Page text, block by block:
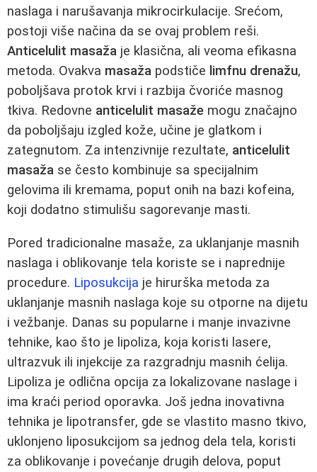
naslaga i narušavanja mikrocirkulacije. Srećom,
postoji više načina da se ovaj problem reši.
Anticelulit masaža je klasična, ali veoma efikasna
metoda. Ovakva masaža podstiče limfnu drenažu,
poboljšava protok krvi i razbija čvoriće masnog
tkiva. Redovne anticelulit masaže mogu značajno
da poboljšaju izgled kože, učine je glatkom i
zategnutom. Za intenzivnije rezultate, anticelulit
masaža se često kombinuje sa specijalnim
gelovima ili kremama, poput onih na bazi kofeina,
koji dodatno stimulišu sagorevanje masti.
Pored tradicionalne masaže, za uklanjanje masnih
naslaga i oblikovanje tela koriste se i naprednije
procedure. Liposukcija je hirurška metoda za
uklanjanje masnih naslaga koje su otporne na dijetu
i vežbanje. Danas su popularne i manje invazivne
tehnike, kao što je lipoliza, koja koristi lasere,
ultrazvuk ili injekcije za razgradnju masnih ćelija.
Lipoliza je odlična opcija za lokalizovane naslage i
ima kraći period oporavka. Još jedna inovativna
tehnika je lipotransfer, gde se vlastito masno tkivo,
uklonjeno liposukcijom sa jednog dela tela, koristi
za oblikovanje i povećanje drugih delova, poput